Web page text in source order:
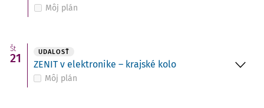
Môj plán
Št
21 UDALOSŤ
ZENIT v elektronike – krajské kolo
Môj plán